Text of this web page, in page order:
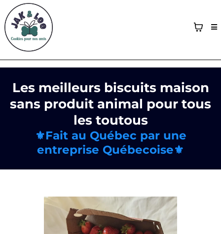
Les meilleurs biscuits maison
sans produit animal pour tous
les toutous
⚜️Fait au Québec par une
entreprise Québecoise⚜️